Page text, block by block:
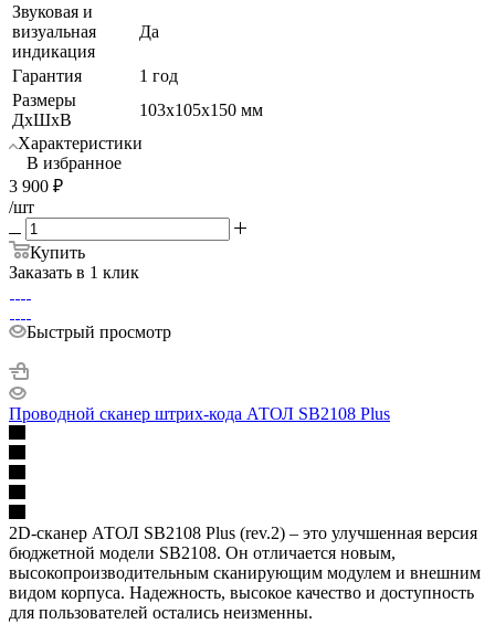
Звуковая и
визуальная
индикация
Да
Гарантия
1 год
Размеры
ДхШхВ
103х105х150 мм
Характеристики
В избранное
3 900 ₽
/шт
Купить
Заказать в 1 клик
Быстрый просмотр
Проводной сканер штрих-кода АТОЛ SB2108 Plus
2D-сканер АТОЛ SB2108 Plus (rev.2) – это улучшенная версия
бюджетной модели SB2108. Он отличается новым,
высокопроизводительным сканирующим модулем и внешним
видом корпуса. Надежность, высокое качество и доступность
для пользователей остались неизменны.